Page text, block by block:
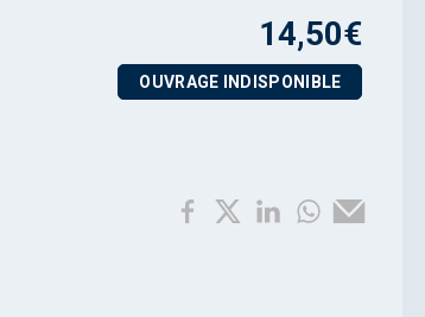
14,50€
OUVRAGE INDISPONIBLE